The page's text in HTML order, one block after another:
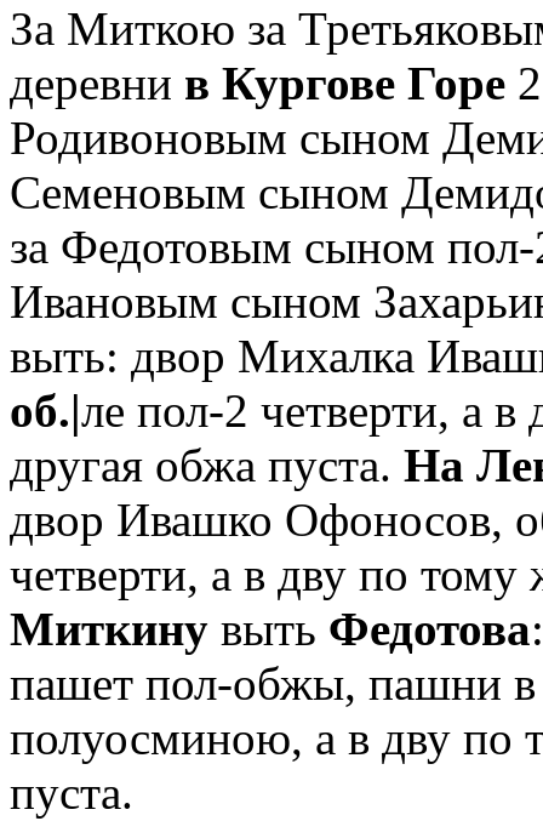
За Миткою за
деревни в Кургове Горе
Родивоновым сыном
Семеновым сыном
за Федотовым сыном
Ивановым сыном
выть: двор Михалка
об.|ле пол-2 четверти, а
другая обжа пуста. На
двор Ивашко Офоносов,
четверти, а в дву по
Миткину выть Федотова
пашет пол-обжы, пашни в
полуосминою, а в дву по
пуста.